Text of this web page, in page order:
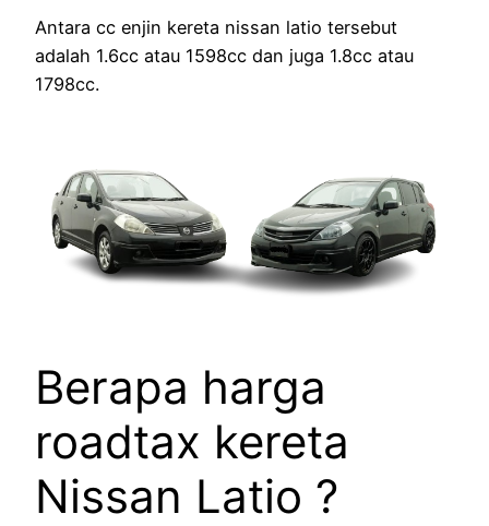
Antara cc enjin kereta nissan latio tersebut
adalah 1.6cc atau 1598cc dan juga 1.8cc atau
1798cc.
Berapa harga
roadtax kereta
Nissan Latio ?